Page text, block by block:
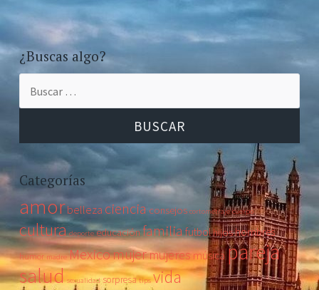
¿Buscas algo?
Categorías
amor belleza ciencia consejos cortometraje cuerpo
cultura deporte educaciónfamiliafutbolhijoshombres
humor madre Mexicomujermujeresmúsica pareja
salud sexualidad sorpresa tips vida